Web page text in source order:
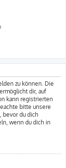
zu können. Die
dir, auf
kann registrierten
bitte unsere
bevor du dich
wenn du dich in